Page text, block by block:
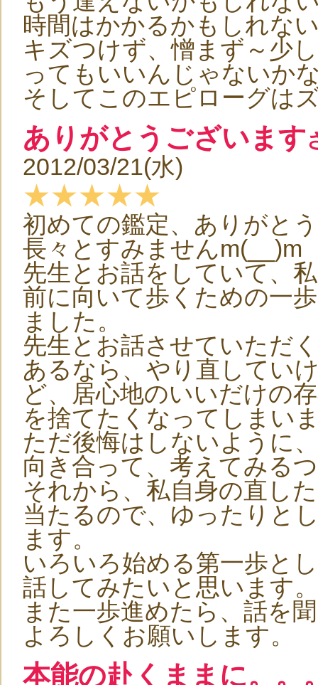
時間はかかるかもしれな
キズつけず、憎まず～少
ってもいいんじゃないか
そしてこのエピローグは
ありがとうございます
2012/03/21(水)
★★★★★
初めての鑑定、ありがと
長々とすみませんm(__)m
先生とお話をしていて、
前に向いて歩くための一
ました。
先生とお話させていただ
あるなら、やり直してい
ど、居心地のいいだけの
を捨てたくなってしまい
ただ後悔はしないように
向き合って、考えてみる
それから、私自身の直し
当たるので、ゆったりと
ます。
いろいろ始める第一歩と
話してみたいと思います。
また一歩進めたら、話を
よろしくお願いします。
本能の赴くままに。。